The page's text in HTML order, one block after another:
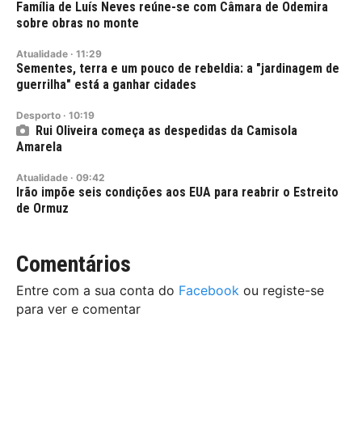
Família de Luís Neves reúne-se com Câmara de Odemira
sobre obras no monte
Atualidade · 11:29
Sementes, terra e um pouco de rebeldia: a "jardinagem de
guerrilha" está a ganhar cidades
Desporto · 10:19
Rui Oliveira começa as despedidas da Camisola
Amarela
Atualidade · 09:42
Irão impõe seis condições aos EUA para reabrir o Estreito
de Ormuz
Comentários
Entre com a sua conta do Facebook ou registe-se
para ver e comentar